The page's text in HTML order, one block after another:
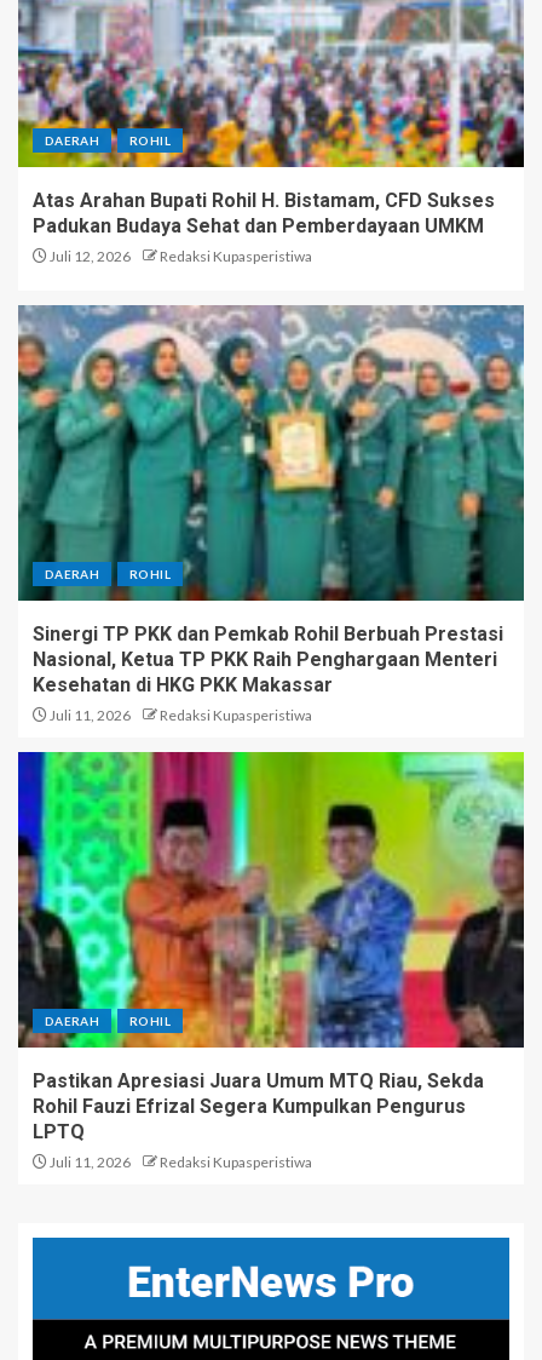
DAERAH ROHIL
Atas Arahan Bupati Rohil H. Bistamam, CFD Sukses
Padukan Budaya Sehat dan Pemberdayaan UMKM
Juli 12, 2026 Redaksi Kupasperistiwa
DAERAH ROHIL
Sinergi TP PKK dan Pemkab Rohil Berbuah Prestasi
Nasional, Ketua TP PKK Raih Penghargaan Menteri
Kesehatan di HKG PKK Makassar
Juli 11, 2026 Redaksi Kupasperistiwa
DAERAH ROHIL
Pastikan Apresiasi Juara Umum MTQ Riau, Sekda
Rohil Fauzi Efrizal Segera Kumpulkan Pengurus
LPTQ
Juli 11, 2026 Redaksi Kupasperistiwa